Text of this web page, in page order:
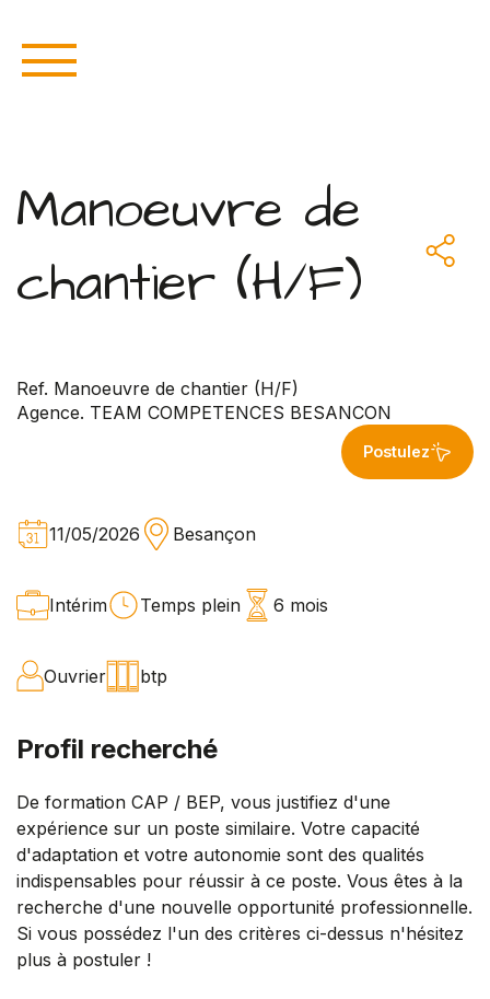
Manoeuvre de
chantier (H/F)
Ref. Manoeuvre de chantier (H/F)
Agence. TEAM COMPETENCES BESANCON
Postulez
11/05/2026 Besançon
Intérim Temps plein 6 mois
Ouvrier btp
Profil recherché
De formation CAP / BEP, vous justifiez d'une
expérience sur un poste similaire. Votre capacité
d'adaptation et votre autonomie sont des qualités
indispensables pour réussir à ce poste. Vous êtes à la
recherche d'une nouvelle opportunité professionnelle.
Si vous possédez l'un des critères ci-dessus n'hésitez
plus à postuler !